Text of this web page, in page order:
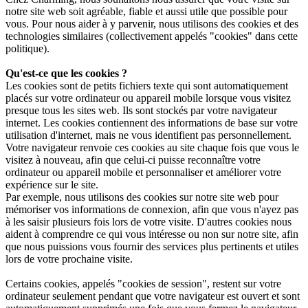
notre site web soit agréable, fiable et aussi utile que possible pour
vous. Pour nous aider à y parvenir, nous utilisons des cookies et des
technologies similaires (collectivement appelés "cookies" dans cette
politique).
Qu'est-ce que les cookies ?
Les cookies sont de petits fichiers texte qui sont automatiquement
placés sur votre ordinateur ou appareil mobile lorsque vous visitez
presque tous les sites web. Ils sont stockés par votre navigateur
internet. Les cookies contiennent des informations de base sur votre
utilisation d'internet, mais ne vous identifient pas personnellement.
Votre navigateur renvoie ces cookies au site chaque fois que vous le
visitez à nouveau, afin que celui-ci puisse reconnaître votre
ordinateur ou appareil mobile et personnaliser et améliorer votre
expérience sur le site.
Par exemple, nous utilisons des cookies sur notre site web pour
mémoriser vos informations de connexion, afin que vous n'ayez pas
à les saisir plusieurs fois lors de votre visite. D'autres cookies nous
aident à comprendre ce qui vous intéresse ou non sur notre site, afin
que nous puissions vous fournir des services plus pertinents et utiles
lors de votre prochaine visite.
Certains cookies, appelés "cookies de session", restent sur votre
ordinateur seulement pendant que votre navigateur est ouvert et sont